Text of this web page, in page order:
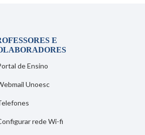
E
de Ensino
Unoesc
rede Wi-fi